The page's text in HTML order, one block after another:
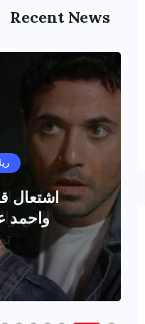
Recent News
اشتعال
واحمد